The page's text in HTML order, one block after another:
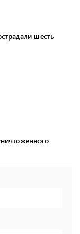
шесть